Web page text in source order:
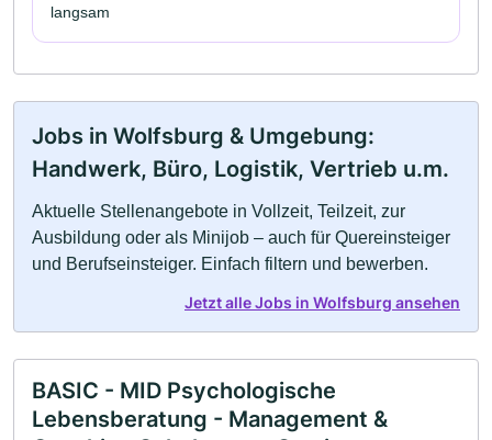
langsam
Jobs in Wolfsburg & Umgebung:
Handwerk, Büro, Logistik, Vertrieb u.m.
Aktuelle Stellenangebote in Vollzeit, Teilzeit, zur
Ausbildung oder als Minijob – auch für Quereinsteiger
und Berufseinsteiger. Einfach filtern und bewerben.
Jetzt alle Jobs in Wolfsburg ansehen
BASIC - MID Psychologische
Lebensberatung - Management &